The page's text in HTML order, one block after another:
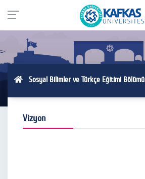
Sosyal Bilimler ve Türkçe Eğitimi Bölümü
Vizyon